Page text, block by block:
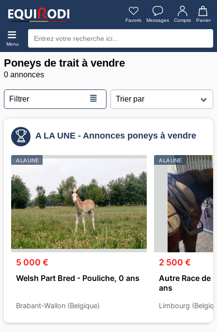
Favoris Messages Compte Panier
Menu
Poneys de trait à vendre
0 annonces
Filtrer ≣
A LA UNE - Annonces poneys à vendre
A LA UNE
5 000 €
Welsh Part Bred - Pouliche, 0 ans
Brabant-Wallon (Belgique)
A LA UNE
2 500 €
Autre Race de
ans
Limbourg